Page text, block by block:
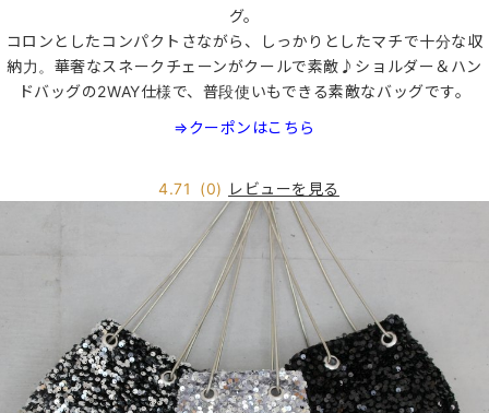
グ。
コロンとしたコンパクトさながら、しっかりとしたマチで十分な収
納力。華奢なスネークチェーンがクールで素敵♪ショルダー＆ハン
ドバッグの2WAY仕様で、普段使いもできる素敵なバッグです。
⇒クーポンはこちら
4.71 (0) レビューを見る